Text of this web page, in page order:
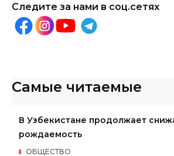
Следите за нами в соц.сетях
Самые читаемые
В Узбекистане продолжает
рождаемость
ОБЩЕСТВО